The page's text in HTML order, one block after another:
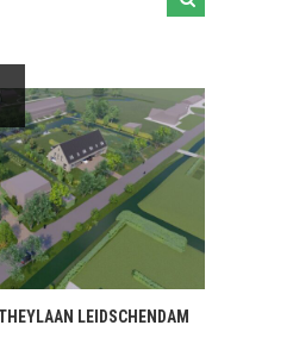
LEIDSCHENDAM